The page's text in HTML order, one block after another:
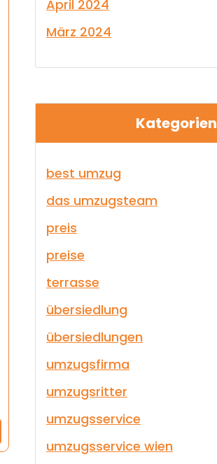
April 2024
März 2024
Kategorien
best umzug
das umzugsteam
preis
preise
terrasse
übersiedlung
übersiedlungen
umzugsfirma
umzugsritter
umzugsservice
umzugsservice wien